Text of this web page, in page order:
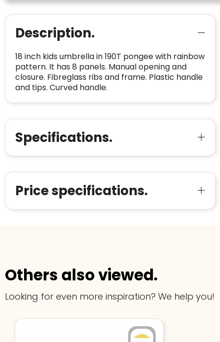
Description.
18 inch kids umbrella in 190T pongee with rainbow
pattern. It has 8 panels. Manual opening and
closure. Fibreglass ribs and frame. Plastic handle
and tips. Curved handle.
Specifications.
Price specifications.
Others also viewed.
Looking for even more inspiration? We help you!
onderneming :
Trustindex-certificaat
starten:
2026-04-22
met vertrouwen!
Meer informatie»
Voor bedrijven
verkoop met de Trustindex-certificaat.
Meer informatie»